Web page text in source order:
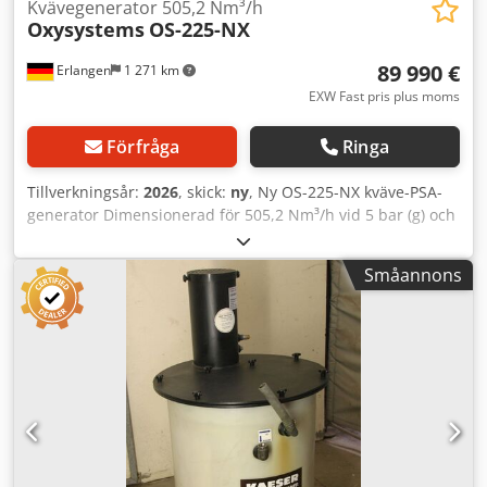
Erlangen 1 271 km
Kvävegenerator 505,2 Nm³/h
Oxysystems OS-225-NX
89 990 €
EXW Fast pris plus moms
Förfråga Ringa
Tillverkningsår: 2026, skick: ny, Ny OS-225-NX kväve-PSA-
generator Dimensionerad för 505,2 Nm³/h vid 5 bar (g) och
en renhetsgrad på 98,0 % (Andra utföranden på begäran)
Leveranstid 8 till 10 veckor Krav på den platslevererade
tryckluften: Volymflöde: 20,21 m³/min Tryck: 7 bar (g)
Temperatur: +10°C till +50°C Tryckluftskvalitet enligt ISO
8573: 1.4.1 Specifikation för den genererade kvävgasen:
Mängd: 505,2 Nm³/h Kvävetryck: 5 bar (g) Renhet: 98,00 %
Utrustning: Kvävgasgenerator OS-225-NX
Tryckdaggpunktsensor för tryckluft Auto-Purity-Control
inklusive flödesmätare Siemens S7 Touch Control Panel
Flödesmätare - Filter för in- och utgång - Renhetssensor
och analys - Rörsystem i rostfritt stål - Regulatorer för in-
Småannons